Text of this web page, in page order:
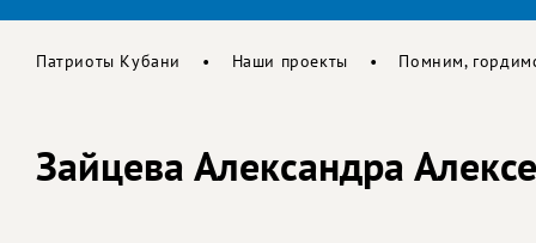
Патриоты Кубани Наши проекты Помним,
Зайцева Александра